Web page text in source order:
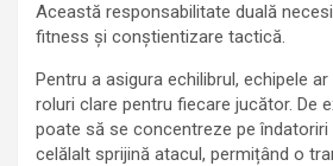
Această responsabilitate duală
fitness și conștientizare tactică.
Pentru a asigura echilibrul, echipele
roluri clare pentru fiecare jucător. De
poate să se concentreze pe
celălalt sprijină atacul, permițând o